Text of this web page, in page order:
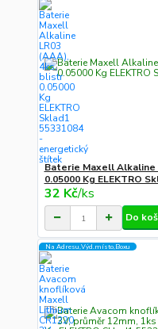
Baterie Maxell Alkaline
0.05000 Kg ELEKTRO
32 Kč/ks
Do
Na Adresu,Výd.místo,Boxu